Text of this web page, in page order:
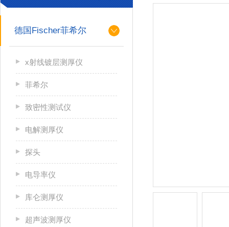
德国Fischer菲希尔
x射线镀层测厚仪
菲希尔
致密性测试仪
电解测厚仪
探头
电导率仪
库仑测厚仪
超声波测厚仪